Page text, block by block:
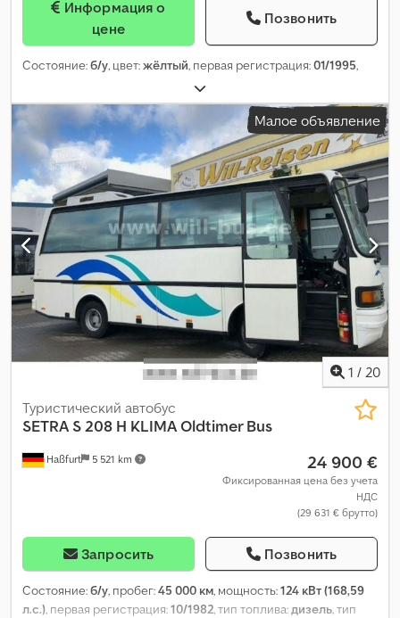
цене
Позвонить
Состояние:б/у, цвет:жёлтый, первая регистрация:01/1995,
Малое объявление
1 / 20
Haßfurt 5 521 km
Туристический автобус
SETRA S 208 H KLIMA Oldtimer Bus
24 900 €
Фиксированная цена без учета
НДС
(29 631 € брутто)
Запросить Позвонить
Состояние:б/у, пробег:45 000 км, мощность:124 кВт (168,59
л.с.), первая регистрация:10/1982, тип топлива:дизель, тип